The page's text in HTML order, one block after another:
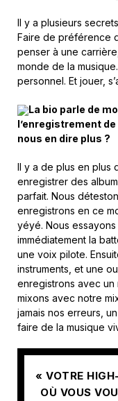
Il y a plusieurs
Faire de préférence
penser à une
monde de la
personnel. Et jouer,
La bio parle de
l’enregistrement
nous en dire plus ?
Il y a de plus en plus
enregistrer des
parfait. Nous
enregistrons en ce
yéyé. Nous
immédiatement la
une voix pilote.
instruments, et une
enregistrons avec un
mixons avec notre
jamais nos erreurs,
faire de la musique
« VOTRE
OÙ VOUS